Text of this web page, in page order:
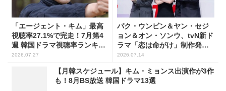
「エージェント・キム」最高
視聴率27.1%で完走！7月第4
週 韓国ドラマ視聴率ランキン
グ
2026.07.27
パク・ウンビン＆ヤン・セジ
ョン＆オン・ソンウ、tvN新ド
ラマ「恋は命がけ」制作発表
会に出席！(PHOTO18枚)
2026.07.14
【月韓スケジュール】キム・ミョンス出演作が3作
も！8月BS放送 韓国ドラマ13選